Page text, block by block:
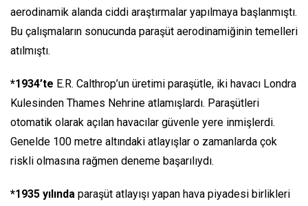
aerodinamik alanda ciddi araştırmalar yapılmaya başlanmıştı.
Bu çalışmaların sonucunda paraşüt aerodinamiğinin temelleri
atılmıştı.
*1934’te E.R. Calthrop’un üretimi paraşütle, iki havacı Londra
Kulesinden Thames Nehrine atlamışlardı. Paraşütleri
otomatik olarak açılan havacılar güvenle yere inmişlerdi.
Genelde 100 metre altındaki atlayışlar o zamanlarda çok
riskli olmasına rağmen deneme başarılıydı.
*1935 yılında paraşüt atlayışı yapan hava piyadesi birlikleri